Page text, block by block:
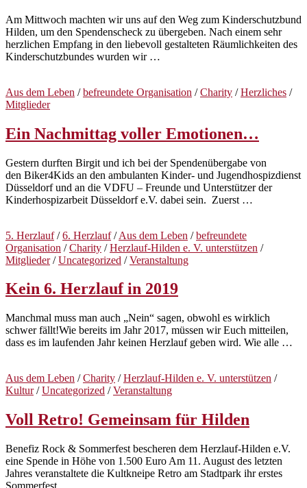
Am Mittwoch machten wir uns auf den Weg zum Kinderschutzbund
Hilden, um den Spendenscheck zu übergeben. Nach einem sehr
herzlichen Empfang in den liebevoll gestalteten Räumlichkeiten des
Kinderschutzbundes wurden wir …
Aus dem Leben /befreundete Organisation /Charity /Herzliches /
Mitglieder
Ein Nachmittag voller Emotionen…
Gestern durften Birgit und ich bei der Spendenübergabe von
den Biker4Kids an den ambulanten Kinder- und Jugendhospizdienst
Düsseldorf und an die VDFU – Freunde und Unterstützer der
Kinderhospizarbeit Düsseldorf e.V. dabei sein. Zuerst …
5. Herzlauf/6. Herzlauf/Aus dem Leben /befreundete
Organisation /Charity /Herzlauf-Hilden e. V. unterstützen /
Mitglieder/Uncategorized /Veranstaltung
Kein 6. Herzlauf in 2019
Manchmal muss man auch „Nein“ sagen, obwohl es wirklich
schwer fällt!Wie bereits im Jahr 2017, müssen wir Euch mitteilen,
dass es im laufenden Jahr keinen Herzlauf geben wird. Wie alle …
Aus dem Leben /Charity /Herzlauf-Hilden e. V. unterstützen /
Kultur/Uncategorized /Veranstaltung
Voll Retro! Gemeinsam für Hilden
Benefiz Rock & Sommerfest bescheren dem Herzlauf-Hilden e.V.
eine Spende in Höhe von 1.500 Euro Am 11. August des letzten
Jahres veranstaltete die Kultkneipe Retro am Stadtpark ihr erstes